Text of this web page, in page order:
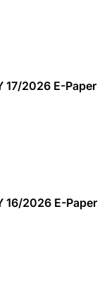
17/2026 E-Paper
16/2026 E-Paper